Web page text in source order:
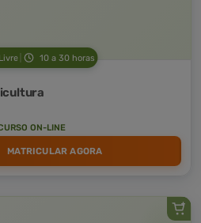
10 a 30 horas
ON-LINE
MATRICULAR AGORA